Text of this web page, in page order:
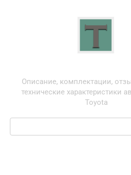
Описание, комплектации,
технические характеристики
Toyota
Поиск: